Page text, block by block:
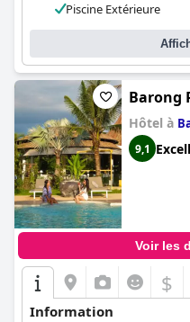
Piscine Extérieure
Barong
Hôtel à
9,1
Voir les
$
Information